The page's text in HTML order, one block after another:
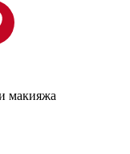
макияжа